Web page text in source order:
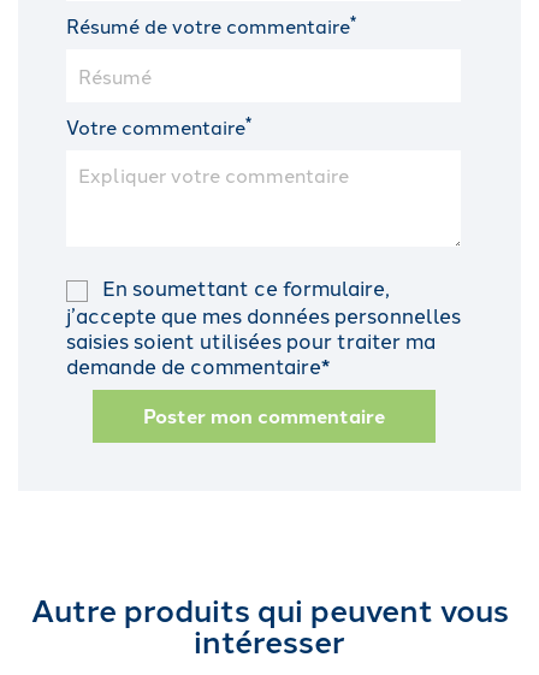
Résumé de votre commentaire*
Votre commentaire*
En soumettant ce formulaire,
j’accepte que mes données personnelles
saisies soient utilisées pour traiter ma
demande de commentaire*
Poster mon commentaire
Autre produits qui peuvent vous
intéresser